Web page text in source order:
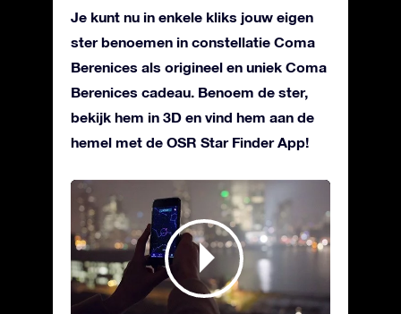
Je kunt nu in enkele kliks jouw eigen
ster benoemen in constellatie Coma
Berenices als origineel en uniek Coma
Berenices cadeau. Benoem de ster,
bekijk hem in 3D en vind hem aan de
hemel met de OSR Star Finder App!